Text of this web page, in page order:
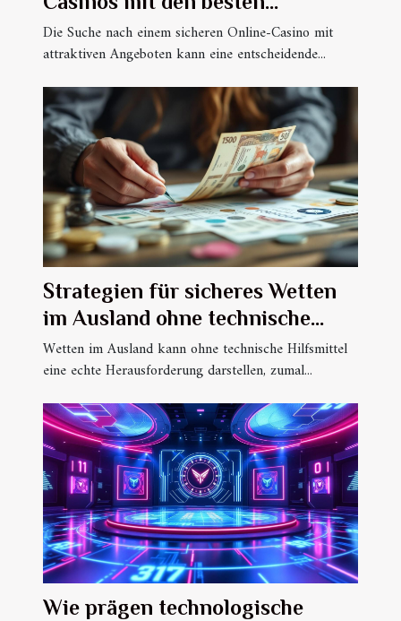
Angeboten aus?
Die Suche nach einem sicheren Online-Casino mit
attraktiven Angeboten kann eine entscheidende...
Strategien für sicheres Wetten
im Ausland ohne technische
Hilfsmittel
Wetten im Ausland kann ohne technische Hilfsmittel
eine echte Herausforderung darstellen, zumal...
Wie prägen technologische